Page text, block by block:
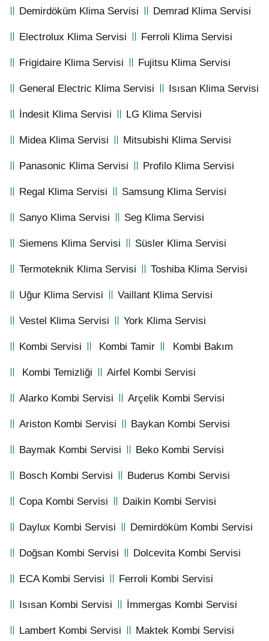
Demirdöküm Klima Servisi Demrad Klima Servisi
Electrolux Klima Servisi Ferroli Klima Servisi
Frigidaire Klima Servisi Fujitsu Klima Servisi
General Electric Klima Servisi Isısan Klima Servisi
İndesit Klima Servisi LG Klima Servisi
Midea Klima Servisi Mitsubishi Klima Servisi
Panasonic Klima Servisi Profilo Klima Servisi
Regal Klima Servisi Samsung Klima Servisi
Sanyo Klima Servisi Seg Klima Servisi
Siemens Klima Servisi Süsler Klima Servisi
Termoteknik Klima Servisi Toshiba Klima Servisi
Uğur Klima Servisi Vaillant Klima Servisi
Vestel Klima Servisi York Klima Servisi
Kombi Servisi Kombi Tamir Kombi Bakım
Kombi Temizliği Airfel Kombi Servisi
Alarko Kombi Servisi Arçelik Kombi Servisi
Ariston Kombi Servisi Baykan Kombi Servisi
Baymak Kombi Servisi Beko Kombi Servisi
Bosch Kombi Servisi Buderus Kombi Servisi
Copa Kombi Servisi Daikin Kombi Servisi
Daylux Kombi Servisi Demirdöküm Kombi Servisi
Doğsan Kombi Servisi Dolcevita Kombi Servisi
ECA Kombi Servisi Ferroli Kombi Servisi
Isısan Kombi Servisi İmmergas Kombi Servisi
Lambert Kombi Servisi Maktek Kombi Servisi